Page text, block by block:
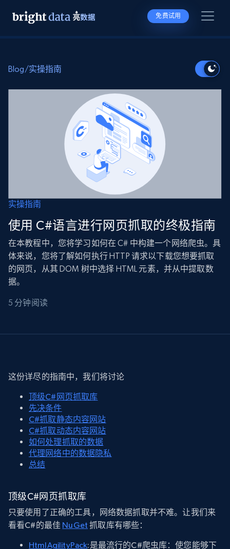
免费试用
Blog/实操指南
实操指南
使用 C#语言进行网页抓取的终极指南
在本教程中，您将学习如何在 C# 中构建一个网络爬虫。具
体来说，您将了解如何执行 HTTP 请求以下载您想要抓取
的网页，从其 DOM 树中选择 HTML 元素，并从中提取数
据。
5 分钟阅读
这份详尽的指南中，我们将讨论
顶级C#网页抓取库
先决条件
C#抓取静态内容网站
C#抓取动态内容网站
如何处理抓取的数据
代理网络中的数据隐私
总结
顶级C#网页抓取库
只要使用了正确的工具，网络数据抓取并不难。让我们来
看看C#的最佳 NuGet 抓取库有哪些：
HtmlAgilityPack:是最流行的C#爬虫库：使您能够下